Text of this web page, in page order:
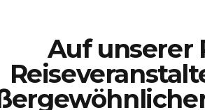
Auf unserer